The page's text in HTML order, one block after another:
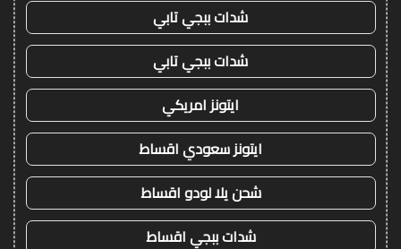
شدات ببجي تابي
شدات ببجي تابي
ايتونز امريكي
ايتونز سعودي اقساط
شحن يلا لودو اقساط
شدات ببجي اقساط